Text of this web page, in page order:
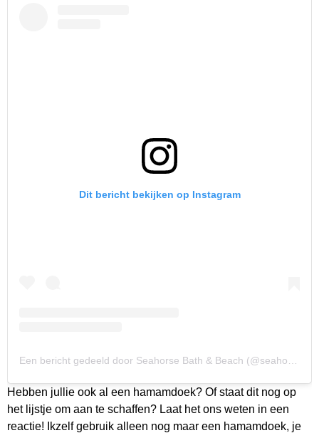
Dit bericht bekijken op Instagram
Hebben jullie ook al een hamamdoek? Of staat dit nog op
het lijstje om aan te schaffen? Laat het ons weten in een
reactie! Ikzelf gebruik alleen nog maar een hamamdoek, je